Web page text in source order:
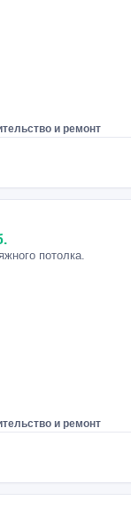
и ремонт
потолка.
и ремонт